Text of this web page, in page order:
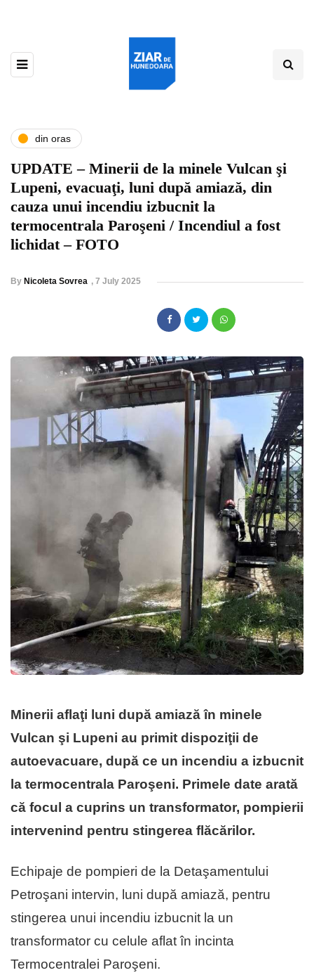
din oras
UPDATE – Minerii de la minele Vulcan şi
Lupeni, evacuaţi, luni după amiază, din
cauza unui incendiu izbucnit la
termocentrala Paroşeni / Incendiul a fost
lichidat – FOTO
By Nicoleta Sovrea , 7 July 2025
Minerii aflaţi luni după amiază în minele
Vulcan şi Lupeni au primit dispoziţii de
autoevacuare, după ce un incendiu a izbucnit
la termocentrala Paroşeni. Primele date arată
că focul a cuprins un transformator, pompierii
intervenind pentru stingerea flăcărilor.
Echipaje de pompieri de la Detaşamentului
Petroşani intervin, luni după amiază, pentru
stingerea unui incendiu izbucnit la un
transformator cu celule aflat în incinta
Termocentralei Paroşeni.